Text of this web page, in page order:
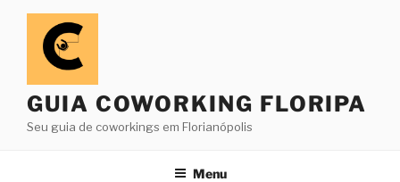
Pular
conteúdo
GUIA COWORKING FLORIPA
Seu guia de coworkings em Florianópolis
Menu